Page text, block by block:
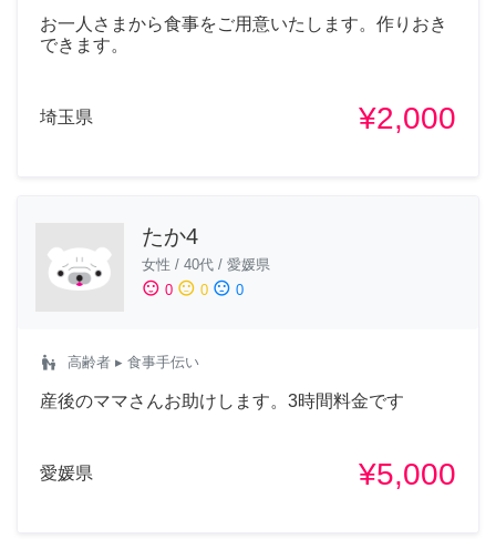
お一人さまから食事をご用意いたします。作りおき
できます。
埼玉県 ¥2,000
たか4
女性 / 40代 / 愛媛県
sentiment_satisfied 0 sentiment_neutral 0 sentiment_dissatisfied 0
escalator_warning 高齢者 ▸ 食事手伝い
産後のママさんお助けします。3時間料金です
愛媛県 ¥5,000